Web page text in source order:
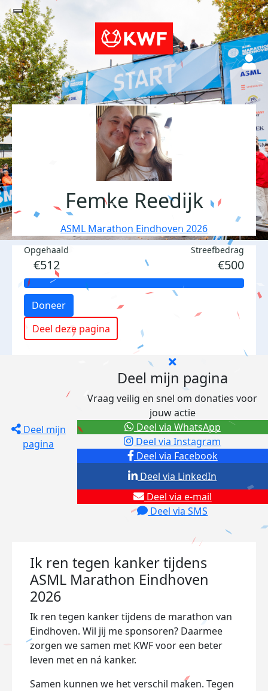
Femke Reedijk
ASML Marathon Eindhoven 2026
Opgehaald
€512
Streefbedrag
€500
Doneer
Deel deze pagina
Deel mijn
pagina
Deel mijn pagina
Vraag veilig en snel om donaties voor
jouw actie
Deel via Facebook
Deel via Instagram
Deel via e-mail
Deel via SMS
Deel via LinkedIn
Deel via WhatsApp
Ik ren tegen kanker tijdens
ASML Marathon Eindhoven
2026
Ik ren tegen kanker tijdens de marathon van
Eindhoven. Wil jij me sponsoren? Daarmee
zorgen we samen met KWF voor een beter
leven met en ná kanker.
Samen kunnen we het verschil maken. Tegen